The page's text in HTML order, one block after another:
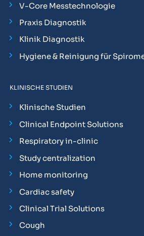
V-Core Messtechnologie
Praxis Diagnostik
Klinik Diagnostik
Hygiene & Reinigung für
KLINISCHE STUDIEN
Klinische Studien
Clinical Endpoint Solutions
Respiratory in-clinic
Study centralization
Home monitoring
Cardiac safety
Clinical Trial Solutions
Cough